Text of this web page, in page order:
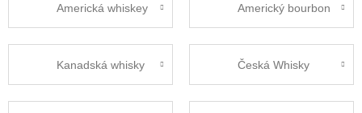
Americká whiskey Americký bourbon
Kanadská whisky Česká Whisky